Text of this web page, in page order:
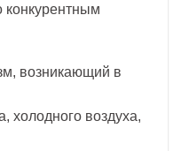
конкурентным
возникающий в
холодного воздуха,